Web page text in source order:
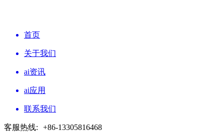
首页
关于我们
ai资讯
ai应用
联系我们
客服热线: +86-13305816468